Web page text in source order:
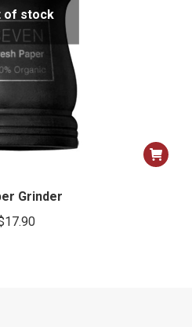
of stock
Grinder
17.90